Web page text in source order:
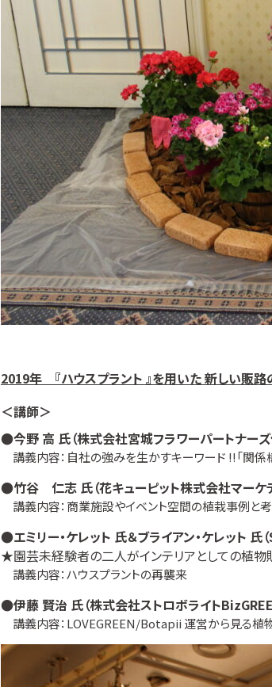
2019年 『ハウスプラント 』を用いた 新しい販
＜講師＞
●今野 高 氏（株式会社宮城フラワーパートナーズ
講義内容：自社の強みを生かすキーワード !!「関係構
●竹谷 仁志 氏（花キューピット株式会社マー
講義内容：商業施設やイベント空間の植栽事例と
●エミリー・ケレット 氏＆ブライアン・ケレット 氏
★園芸未経験者の二人がインテリアとしての植物
講義内容：ハウスプラントの再襲来
●伊藤 賢治 氏（株式会社ストロボライト
講義内容：LOVEGREEN/Botapii 運営から見る植物